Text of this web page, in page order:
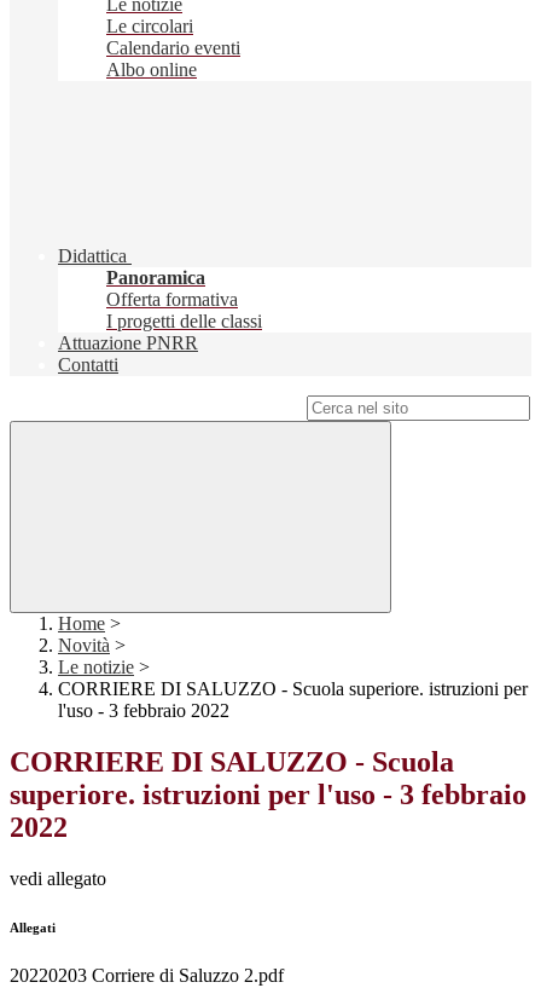
Le notizie
Le circolari
Calendario eventi
Albo online
Didattica
Panoramica
Offerta formativa
I progetti delle classi
Attuazione PNRR
Contatti
Home >
Novità >
Le notizie >
CORRIERE DI SALUZZO - Scuola superiore. istruzioni per
l'uso - 3 febbraio 2022
CORRIERE DI SALUZZO - Scuola
superiore. istruzioni per l'uso - 3 febbraio
2022
vedi allegato
Allegati
20220203 Corriere di Saluzzo 2.pdf